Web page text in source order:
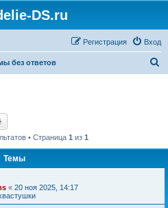
DS.ru
Вход
Регистрация
без ответов
• Страница 1 из 1
Темы
« 20 ноя 2025, 14:17